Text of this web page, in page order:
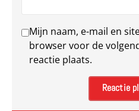
Mijn naam, e-mail en
browser voor de
reactie plaats.